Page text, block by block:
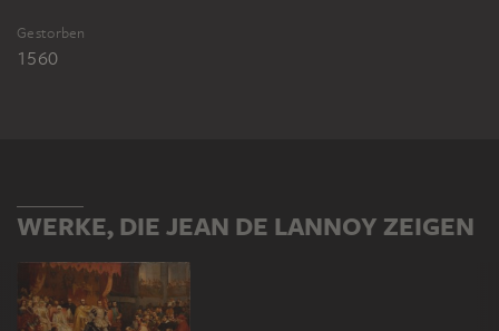
Gestorben
1560
WERKE, DIE JEAN DE LANNOY ZEIGEN